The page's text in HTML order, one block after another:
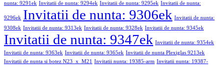
nunta: 9291ek Invitatii de nunta: 9294ek Invitatii de nunta: 9295ek Invitatii de nunta:
9296ek Invitatii de nunta: 9306ek Invitatii de nunta:
9308ek Invitatii de nunta: 9313ek Invitatii de nunta: 9328ek Invitatii de nunta: 9345ek
Invitatii de nunta: 9347ek Invitatii de nunta: 9354ek
Invitatii de nunta: 9363ek Invitatii de nunta: 9365ek Invitatii de nunta Plexiglas 9213ek
Invitatii de nunta si botez N23_x_M21 Invitatii nunta: 19385-arm Invitatii nunta: 19387-